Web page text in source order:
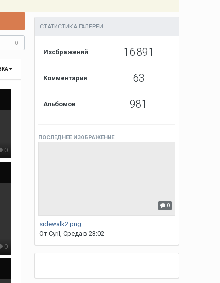
0
0
0
СТАТИСТИКА ГАЛЕРЕИ
Изображений 16 891
Комментария 63
Альбомов 981
ПОСЛЕДНЕЕ ИЗОБРАЖЕНИЕ
0
sidewalk2.png
ОтCyril,Среда в 23:02